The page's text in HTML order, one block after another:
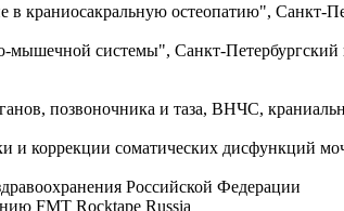
краниосакральную остеопатию", Санкт-
мышечной системы", Санкт-Петербургский
позвоночника и таза, ВНЧС,
и коррекции соматических дисфункций
Российской Федерации
FMT Rocktape Russia